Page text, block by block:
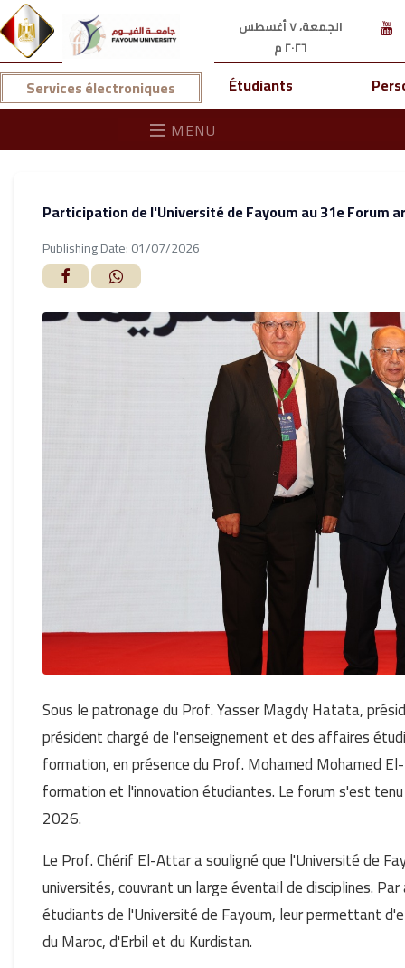
الجمعة، ٧ أغسطس
٢٠٢٦ م
Services électroniques Étudiants
MENU
Participation de l'Université de Fayoum au 31e Forum
Publishing Date: 01/07/2026
Sous le patronage du Prof. Yasser Magdy Hatata,
président chargé de l'enseignement et des affaires
formation, en présence du Prof. Mohamed Mohamed
formation et l'innovation étudiantes. Le forum s'est
2026.
Le Prof. Chérif El-Attar a souligné que l'Université de
universités, couvrant un large éventail de disciplines.
étudiants de l'Université de Fayoum, leur permettant
du Maroc, d'Erbil et du Kurdistan.